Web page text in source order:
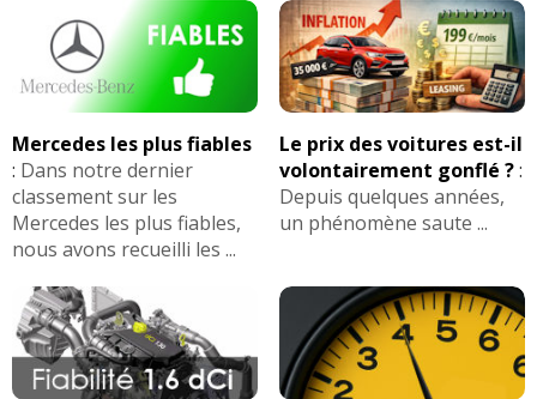
Mercedes les plus fiables
: Dans notre dernier
classement sur les
Mercedes les plus fiables,
nous avons recueilli les ...
Le prix des voitures est-il
volontairement gonflé ?:
Depuis quelques années,
un phénomène saute ...